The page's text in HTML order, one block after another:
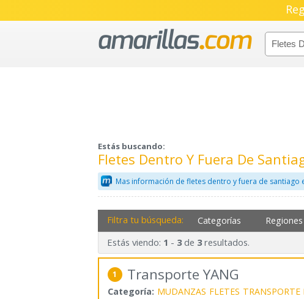
Estás buscando:
Fletes Dentro Y Fuera De
Mas información de fletes dentro y fuera de santiago
Filtra tu búsqueda: Categorías Regiones
Estás viendo: 1 - 3de 3resultados.
1 Transporte YANG
Categoría: MUDANZAS FLETES TRANSPORTE